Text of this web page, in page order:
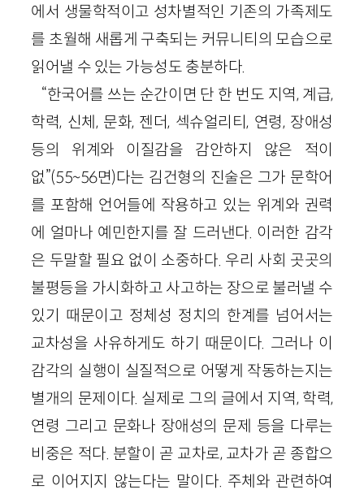
에서 생물학적이고 성차별적인 기존의 가족제도
를 초월해 새롭게 구축되는 커뮤니티의 모습으로
읽어낼 수 있는 가능성도 충분하다.
“한국어를 쓰는 순간이면 단 한 번도 지역, 계급,
학력, 신체, 문화, 젠더, 섹슈얼리티, 연령, 장애성
등의 위계와 이질감을 감안하지 않은 적이
없”(55~56면)다는 김건형의 진술은 그가 문학어
를 포함해 언어들에 작용하고 있는 위계와 권력
에 얼마나 예민한지를 잘 드러낸다. 이러한 감각
은 두말할 필요 없이 소중하다. 우리 사회 곳곳의
불평등을 가시화하고 사고하는 장으로 불러낼 수
있기 때문이고 정체성 정치의 한계를 넘어서는
교차성을 사유하게도 하기 때문이다. 그러나 이
감각의 실행이 실질적으로 어떻게 작동하는지는
별개의 문제이다. 실제로 그의 글에서 지역, 학력,
연령 그리고 문화나 장애성의 문제 등을 다루는
비중은 적다. 분할이 곧 교차로, 교차가 곧 종합으
로 이어지지 않는다는 말이다. 주체와 관련하여